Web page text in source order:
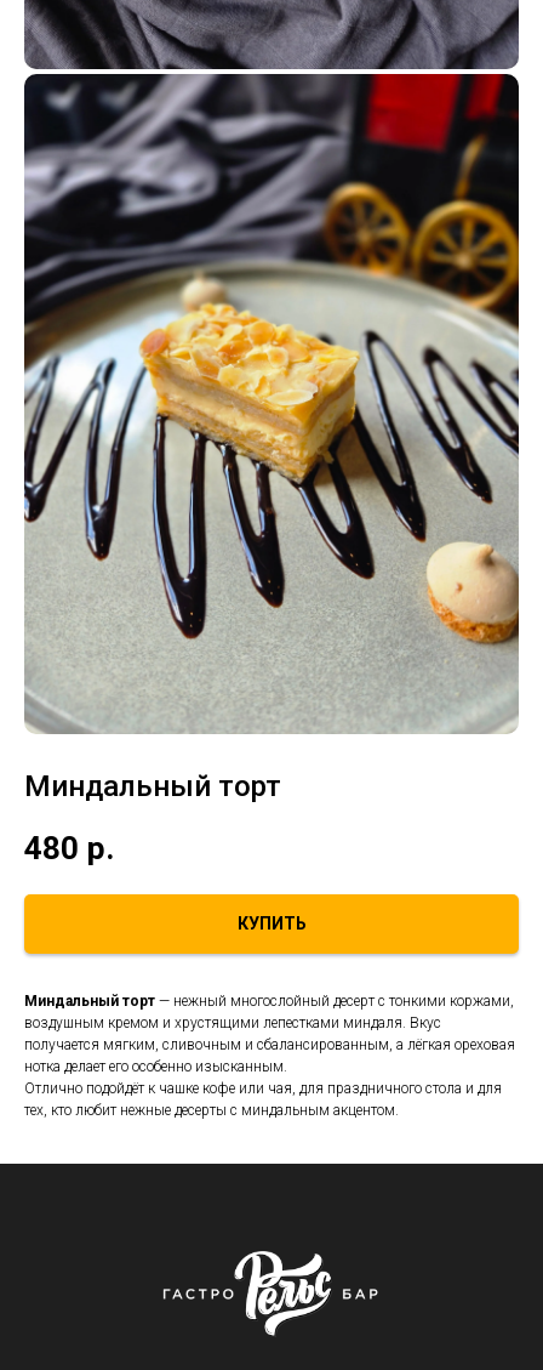
Миндальный торт
480 р.
КУПИТЬ
Миндальный торт — нежный многослойный десерт с тонкими коржами,
воздушным кремом и хрустящими лепестками миндаля. Вкус
получается мягким, сливочным и сбалансированным, а лёгкая ореховая
нотка делает его особенно изысканным.
Отлично подойдёт к чашке кофе или чая, для праздничного стола и для
тех, кто любит нежные десерты с миндальным акцентом.